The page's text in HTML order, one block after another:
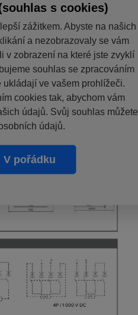
s cookies)
zážitkem. Abyste na našich
a nezobrazovaly se vám
v zobrazení na které jste zvyklí
souhlas se zpracováním
ve vašem prohlížeči.
cookies tak, abychom vám
údajů. Svůj souhlas můžete
údajů.
V pořádku